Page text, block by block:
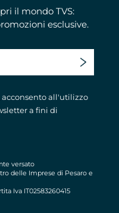
il mondo TVS:
esclusive.
acconsento all'utilizzo
a fini di
versato
delle Imprese di Pesaro e
Iva IT02583260415